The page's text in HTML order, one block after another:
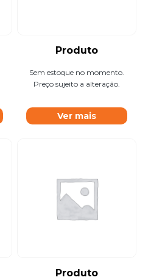
Produto
Sem estoque no momento.
Preço sujeito a alteração.
Ver mais
Produto